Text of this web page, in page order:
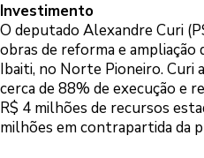
Investimento
O deputado Alexandre Curi
obras de reforma e
Ibaiti, no Norte Pioneiro. Curi
cerca de 88% de execução e
R$ 4 milhões de recursos
milhões em contrapartida da